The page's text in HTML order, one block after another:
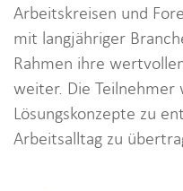
Arbeitskreisen und
mit langjähriger
Rahmen ihre
weiter. Die Teilnehmer
Lösungskonzepte zu
Arbeitsalltag zu